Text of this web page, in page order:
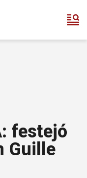
festejó
Guille